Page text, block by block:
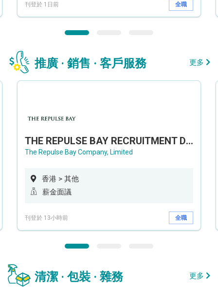
刊登於 1日前 全職
推廣 · 銷售 · 客戶服務 更多
THE REPULSE BAY RECRUITMENT DAY 淺水灣影灣園人才招聘會
The Repulse Bay Company, Limited
香港 > 其他
薪金面議
刊登於 13小時前 全職
清潔 · 包裝 · 雜務 更多